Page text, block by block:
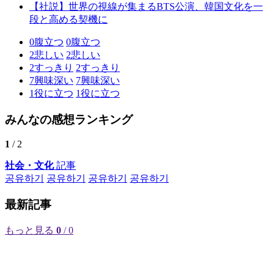
【社説】世界の視線が集まるBTS公演、韓国文化を一
段と高める契機に
0腹立つ 0腹立つ
2悲しい 2悲しい
2すっきり 2すっきり
7興味深い 7興味深い
1役に立つ 1役に立つ
みんなの感想ランキング
1 / 2
社会・文化記事
공유하기
공유하기 공유하기 공유하기
最新記事
もっと見る 0 / 0